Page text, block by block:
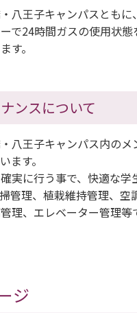
八王子キャンパスともに
で24時間ガスの使用状
す。
ンスについて
八王子キャンパス内のメ
ます。
実に行う事で、快適な学
管理、植栽維持管理、空
理、エレベーター管理等
ジ